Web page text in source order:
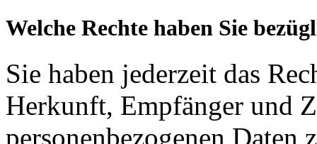
Welche Rechte haben Sie
Sie haben jederzeit das
Herkunft, Empfänger und
personenbezogenen Daten